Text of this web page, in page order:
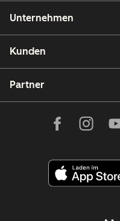
Unternehmen
Kunden
Partner